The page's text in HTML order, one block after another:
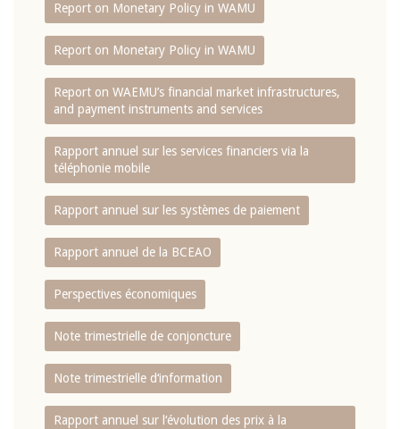
Report on Monetary Policy in WAMU
Report on Monetary Policy in WAMU
Report on WAEMU’s financial market infrastructures,
and payment instruments and services
Rapport annuel sur les services financiers via la
téléphonie mobile
Rapport annuel sur les systèmes de paiement
Rapport annuel de la BCEAO
Perspectives économiques
Note trimestrielle de conjoncture
Note trimestrielle d‘information
Rapport annuel sur l‘évolution des prix à la